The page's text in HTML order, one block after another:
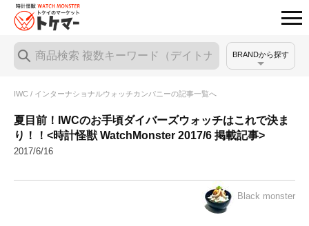
BRANDから探す
IWC / インターナショナルウォッチカンパニーの記事一覧へ
夏目前！IWCのお手頃ダイバーズウォッチはこれで決ま
り！！<時計怪獣 WatchMonster 2017/6 掲載記事>
2017/6/16
Black monster